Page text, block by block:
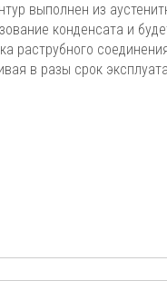
выполнен из
конденсата и
в разы срок